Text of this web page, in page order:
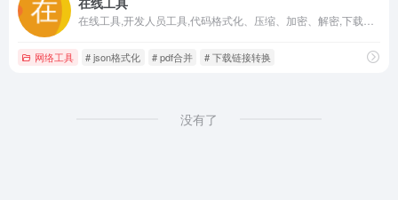
网络工具 # json格式化 # pdf合并 # 下载链接转换
没有了